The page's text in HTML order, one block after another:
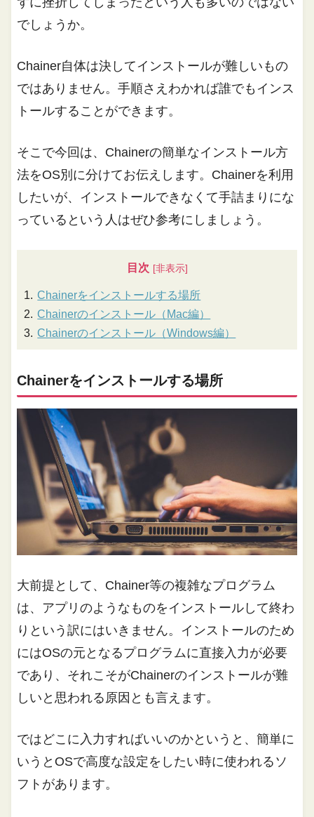
でしょうか。
Chainer自体は決してインストールが難しいもの
ではありません。手順さえわかれば誰でもインス
トールすることができます。
そこで今回は、Chainerの簡単なインストール方
法をOS別に分けてお伝えします。Chainerを利用
したいが、インストールできなくて手詰まりにな
っているという人はぜひ参考にしましょう。
目次
Chainerをインストールする場所
Chainerのインストール（Mac編）
Chainerのインストール（Windows編）
Chainerをインストールする場所
大前提として、Chainer等の複雑なプログラム
は、アプリのようなものをインストールして終わ
りという訳にはいきません。インストールのため
にはOSの元となるプログラムに直接入力が必要
であり、それこそがChainerのインストールが難
しいと思われる原因とも言えます。
ではどこに入力すればいいのかというと、簡単に
いうとOSで高度な設定をしたい時に使われるソ
フトがあります。